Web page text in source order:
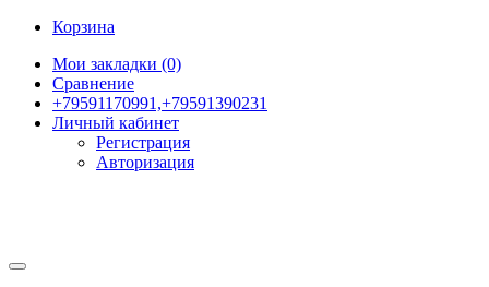
Корзина
Мои закладки (0)
Сравнение
+79591170991,+79591390231
Личный кабинет
Регистрация
Авторизация